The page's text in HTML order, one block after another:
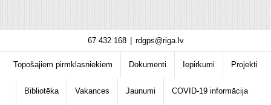
content
67 432 168 rdgps@riga.lv
Topošajiem pirmklasniekiem Dokumenti Iepirkumi Projekti
Bibliotēka Vakances Jaunumi COVID-19 informācija